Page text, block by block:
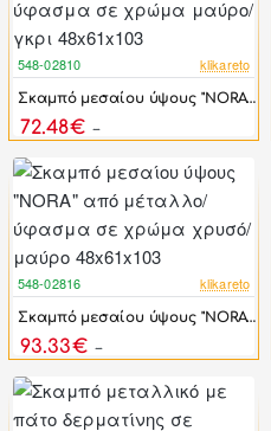
-44%
548-02810 klikareto
Σκαμπό μεσαίου ύψους "NORA" από μέταλλο/ύφασμα σε χρώμα μαύρο/γκρι 48x61x103
72.48€
-44%
548-02816 klikareto
Σκαμπό μεσαίου ύψους "NORA" από μέταλλο/ύφασμα σε χρώμα χρυσό/μαύρο 48x61x103
93.33€